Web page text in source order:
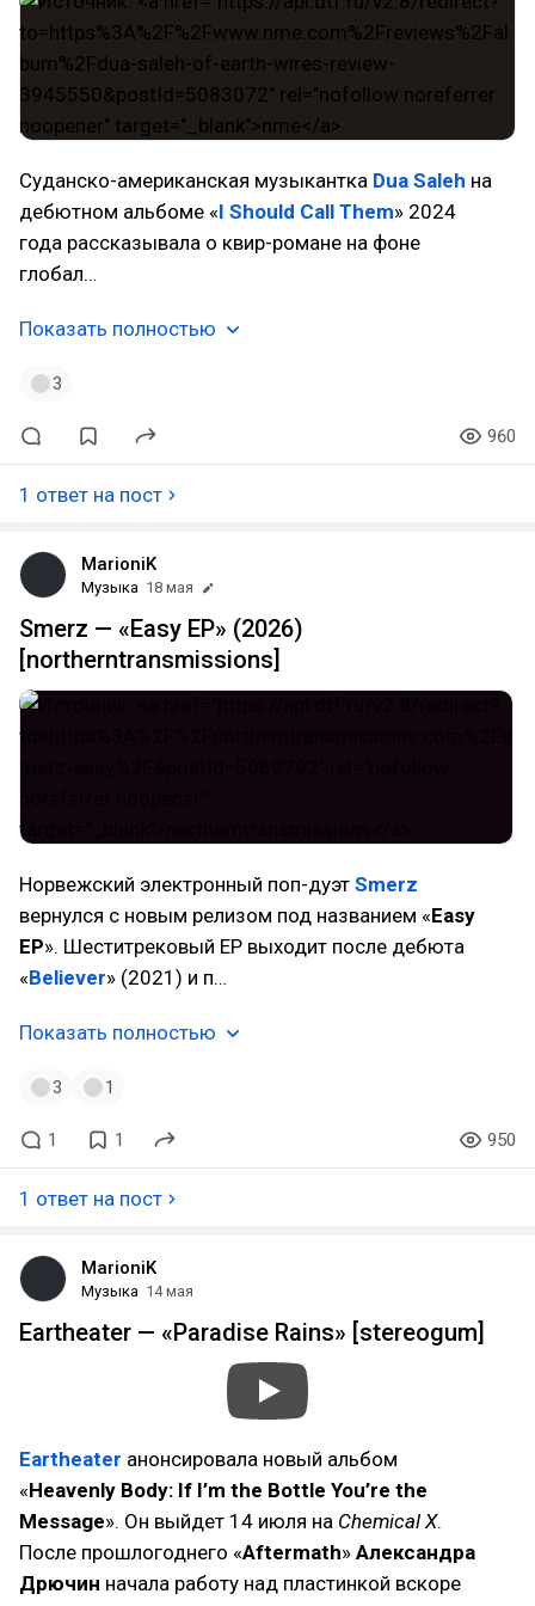
Суданско-американская музыкантка Dua Saleh на
дебютном альбоме «I Should Call Them» 2024
года рассказывала о квир-романе на фоне
глобал…
Показать полностью
3
960
1 ответ на пост
MarioniK
Музыка 18 мая
Smerz — «Easy EP» (2026)
[northerntransmissions]
Норвежский электронный поп-дуэт Smerz
вернулся с новым релизом под названием «Easy
EP». Шеститрековый EP выходит после дебюта
«Believer» (2021) и п…
Показать полностью
3 1
1 1 950
1 ответ на пост
MarioniK
Музыка 14 мая
Eartheater — «Paradise Rains» [stereogum]
Eartheater анонсировала новый альбом
«Heavenly Body: If I’m the Bottle You’re the
Message». Он выйдет 14 июля на Chemical X.
После прошлогоднего «Aftermath» Александра
Дрючин начала работу над пластинкой вскоре